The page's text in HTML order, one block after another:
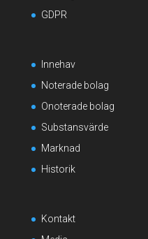
GDPR
Innehav
Noterade bolag
Onoterade bolag
Substansvärde
Marknad
Historik
Kontakt